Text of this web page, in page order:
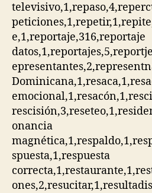
e,1,reportaje,316,reportaje
onancia
spuesta,1,respuesta